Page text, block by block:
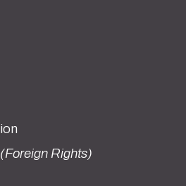
(Foreign Rights)